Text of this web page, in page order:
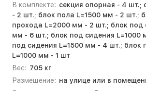
В комплекте: секция опорная - 4 шт.;
- 2 шт.; блок пола L=1500 мм - 2 шт.;
прохода L=2000 мм - 2 шт.; блок под
мм - 6 шт.; блок под сидения L=1000
под сидения L=1500 мм - 4 шт.; блок
L=1000 мм - 1 шт
Вес: 705 кг
Размещение: на улице или в